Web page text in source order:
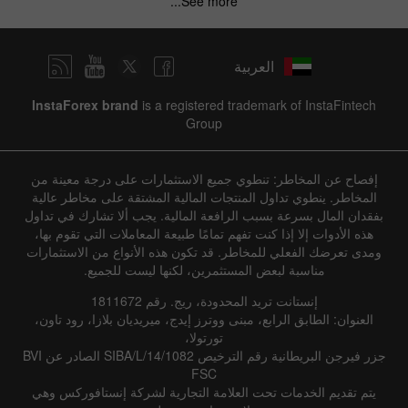
العربية
InstaForex brand is a registered trademark of InstaFintech
Group
إفصاح عن المخاطر: تنطوي جميع الاستثمارات على درجة معينة من
المخاطر. ينطوي تداول المنتجات المالية المشتقة على مخاطر عالية
بفقدان المال بسرعة بسبب الرافعة المالية. يجب ألا تشارك في تداول
هذه الأدوات إلا إذا كنت تفهم تمامًا طبيعة المعاملات التي تقوم بها،
ومدى تعرضك الفعلي للمخاطر. قد تكون هذه الأنواع من الاستثمارات
مناسبة لبعض المستثمرين، لكنها ليست للجميع.
إنستانت تريد المحدودة، ريج. رقم 1811672
العنوان: الطابق الرابع، مبنى ووترز إيدج، ميريديان بلازا، رود تاون،
تورتولا،
جزر فيرجن البريطانية رقم الترخيص SIBA/L/14/1082 الصادر عن BVI
FSC
يتم تقديم الخدمات تحت العلامة التجارية لشركة إنستافوركس وهي